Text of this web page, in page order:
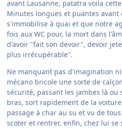
avant Lausanne, patatra voila
Minutes longues et puantes
s'immobilise à quai et que notre
fois aux WC pour, la mort dans
d'avoir "fait son devoir", devoir
plus irrécupérable".
Ne manquant pas d'imagination
mécano bricole une sorte de
sécurité, passant les jambes là
bras, sort rapidement de la
passage à char au su et vu de
scoter et rentrer, enfin, chez lui se